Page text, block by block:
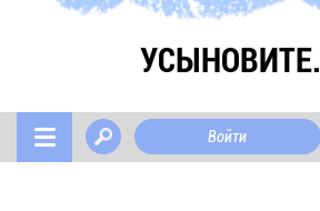
УСЫНОВИТЕ.
Войти